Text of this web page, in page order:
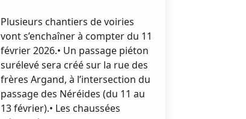
Plusieurs chantiers de voiries
vont s’enchaîner à compter du 11
février 2026.• Un passage piéton
surélevé sera créé sur la rue des
frères Argand, à l’intersection du
passage des Néréides (du 11 au
13 février).• Les chaussées